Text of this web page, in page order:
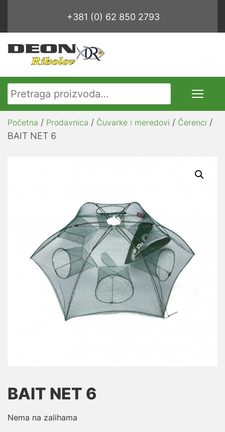
+381 (0) 62 850 2793
Pretraga za:
Početna / Prodavnica / Čuvarke i meredovi / Čerenci /
BAIT NET 6
BAIT NET 6
Nema na zalihama